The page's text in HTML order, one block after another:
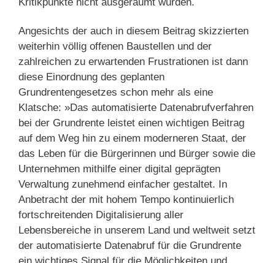
Angesichts der auch in diesem Beitrag skizzierten
weiterhin völlig offenen Baustellen und der
zahlreichen zu erwartenden Frustrationen ist dann
diese Einordnung des geplanten
Grundrentengesetzes schon mehr als eine
Klatsche: »Das automatisierte Datenabrufverfahren
bei der Grundrente leistet einen wichtigen Beitrag
auf dem Weg hin zu einem moderneren Staat, der
das Leben für die Bürgerinnen und Bürger sowie die
Unternehmen mithilfe einer digital geprägten
Verwaltung zunehmend einfacher gestaltet. In
Anbetracht der mit hohem Tempo kontinuierlich
fortschreitenden Digitalisierung aller
Lebensbereiche in unserem Land und weltweit setzt
der automatisierte Datenabruf für die Grundrente